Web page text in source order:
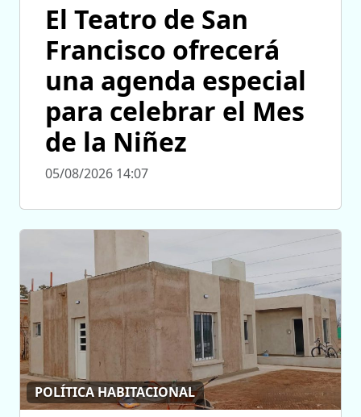
El Teatro de San
Francisco ofrecerá
una agenda especial
para celebrar el Mes
de la Niñez
05/08/2026 14:07
POLÍTICA HABITACIONAL